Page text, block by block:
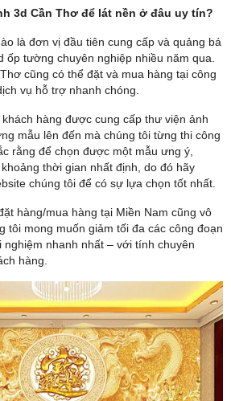
3d Cần Thơ để lát nền ở đâu uy tín?
là đơn vị đầu tiên cung cấp và quảng bá
ốp tường chuyên nghiệp nhiều năm qua.
cũng có thể đặt và mua hàng tại công
vụ hỗ trợ nhanh chóng.
hàng được cung cấp thư viện ảnh
mẫu lên đến mà chúng tôi từng thi công
rằng để chọn được một mẫu ưng ý,
thời gian nhất định, do đó hãy
chúng tôi để có sự lựa chọn tốt nhất.
hàng/mua hàng tại Miền Nam cũng vô
tôi mong muốn giảm tối đa các công đoạn
nhanh nhất – với tính chuyên
hàng.